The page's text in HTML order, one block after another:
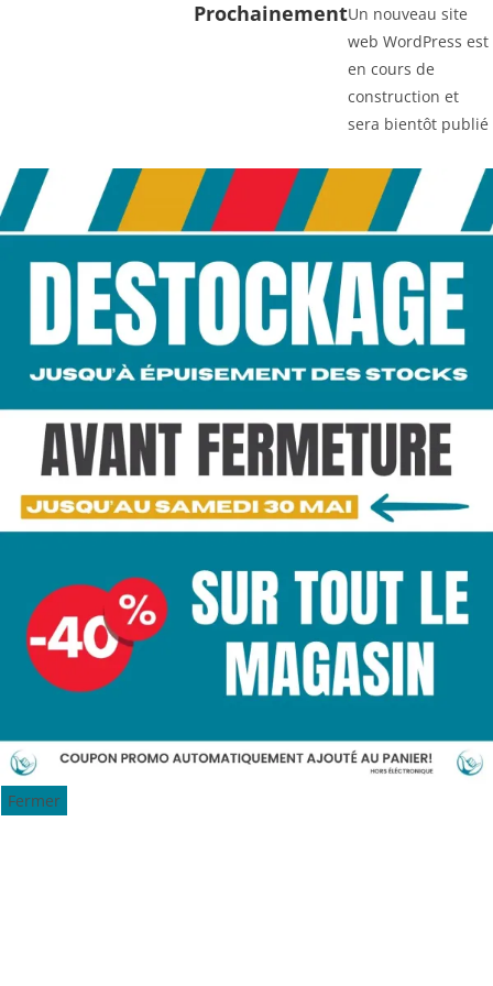
ProchainementUn nouveau site
web WordPress est
en cours de
construction et
sera bientôt publié
Fermer